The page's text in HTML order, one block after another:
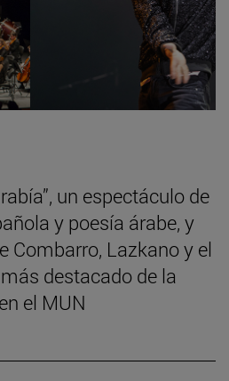
un espectáculo de
y poesía árabe, y
Combarro, Lazkano y el
destacado de la
el MUN